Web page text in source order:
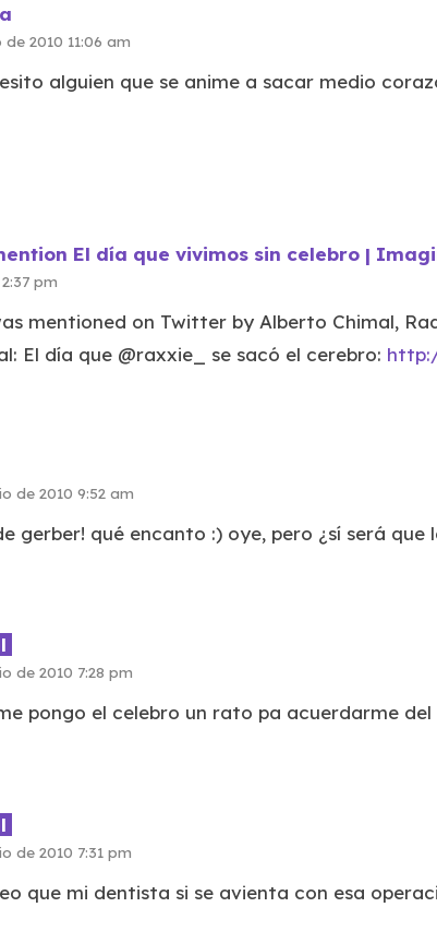
de 2010 11:06 am
alguien que se anime a sacar medio
El día que vivimos sin celebro |
pm
mentioned on Twitter by Alberto Chimal,
El día que @raxxie_ se sacó el cerebro:
de 2010 9:52 am
gerber! qué encanto :) oye, pero ¿sí será
de 2010 7:28 pm
pongo el celebro un rato pa acuerdarme del
de 2010 7:31 pm
que mi dentista si se avienta con esa